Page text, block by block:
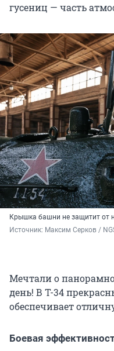
гусениц — часть
Крышка башни не защитит от
Источник: Максим Серков /
Мечтали о
день! В Т-34
обеспечивает
Боевая